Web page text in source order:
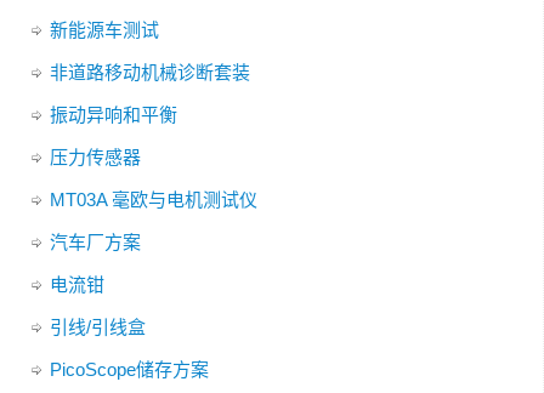
新能源车测试
非道路移动机械诊断套装
振动异响和平衡
压力传感器
MT03A 毫欧与电机测试仪
汽车厂方案
电流钳
引线/引线盒
PicoScope储存方案